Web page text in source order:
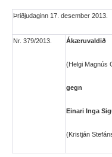
Þriðjudaginn 17. desember 2013.
Nr. 379/2013. Ákæruvaldið
(Helgi Magnús
gegn
Einari Inga
(Kristján